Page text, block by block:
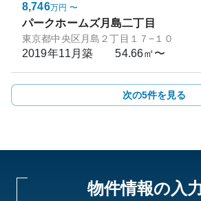
8,746万円 〜
パークホームズ月島二丁目
東京都中央区月島２丁目１７−１０
2019年11月築 54.66㎡〜
次の5件を見る
物件情報の入